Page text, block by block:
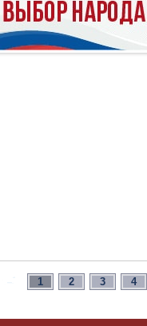
1 2 3 4